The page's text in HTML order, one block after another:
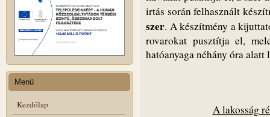
Menü
Kezdőlap
irtás során felhasznált
szer. A készítmény a
rovarokat pusztítja el,
hatóanyaga néhány óra
A lakosság